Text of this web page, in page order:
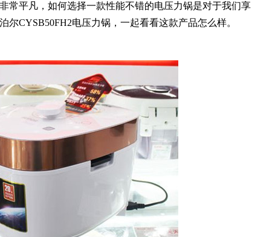
常平凡，如何选择一款性能不错的电压力锅是对于我们享
CYSB50FH2电压力锅，一起看看这款产品怎么样。